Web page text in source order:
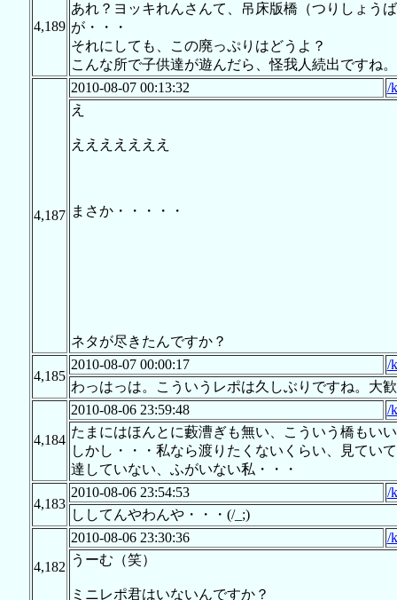
4,189
あれ？ヨッキれんさんて、吊床版橋（つりしょう
が・・・
それにしても、この廃っぷりはどうよ？
こんな所で子供達が遊んだら、怪我人続出ですね。
4,187
2010-08-07 00:13:32
/
え
えええええええ
まさか・・・・・
ネタが尽きたんですか？
4,185
2010-08-07 00:00:17
/
わっはっは。こういうレポは久しぶりですね。大
4,184
2010-08-06 23:59:48
/
たまにはほんとに藪漕ぎも無い、こういう橋もい
しかし・・・私なら渡りたくないくらい、見てい
達していない、ふがいない私・・・
4,183
2010-08-06 23:54:53
/
ししてんやわんや・・・(/_;)
4,182
2010-08-06 23:30:36
/
うーむ（笑）
ミニレポ君はいないんですか？